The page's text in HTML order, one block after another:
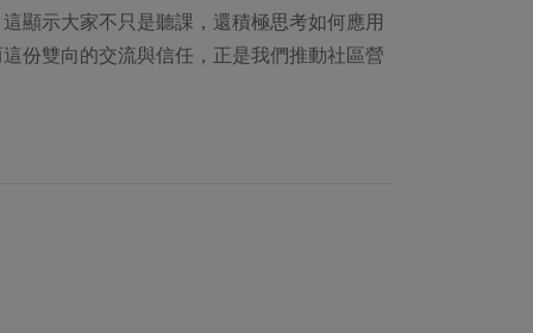
顯示大家不只是聽課，還積極思考如何應用
份雙向的交流與信任，正是我們推動社區營